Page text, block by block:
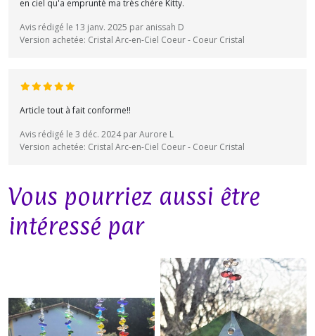
en ciel qu'a emprunté ma très chère Kitty.
Avis rédigé le 13 janv. 2025 par anissah D
Version achetée: Cristal Arc-en-Ciel Coeur - Coeur Cristal
Article tout à fait conforme!!
Avis rédigé le 3 déc. 2024 par Aurore L
Version achetée: Cristal Arc-en-Ciel Coeur - Coeur Cristal
Vous pourriez aussi être
intéressé par